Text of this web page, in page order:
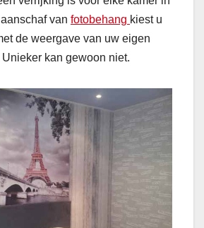
van fotobehang kiest u
de weergave van uw eigen
kan gewoon niet.